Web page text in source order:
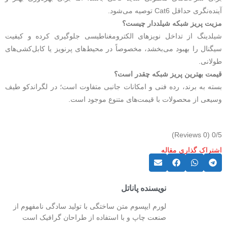
آینده‌نگری حداقل Cat6 توصیه می‌شود.
مزیت پریز شبکه شیلددار چیست؟
شیلدینگ از تداخل نویزهای الکترومغناطیسی جلوگیری کرده و کیفیت
سیگنال را بهبود می‌بخشد، مخصوصاً در محیط‌های پرنویز یا کابل‌کشی‌های
طولانی.
قیمت بهترین پریز شبکه چقدر است؟
بسته به برند، رده فنی و امکانات جانبی متفاوت است؛ در لگراندکو طیف
وسیعی از محصولات با قیمت‌های متنوع موجود است.
0/5
(0 Reviews)
اشتراک گذاری مقاله
نویسنده پاناتل
لورم ایپسوم متن ساختگی با تولید سادگی نامفهوم از
صنعت چاپ و با استفاده از طراحان گرافیک است